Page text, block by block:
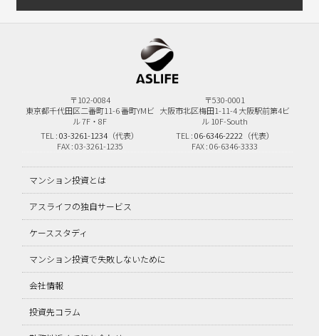
〒102-0084
東京都千代田区二番町11-6番町YMビ
ル 7F・8F
TEL :03-3261-1234 （代表）
FAX : 03-3261-1235
〒530-0001
大阪市北区梅田1-11-4大阪駅前第4ビ
ル 10F-South
TEL :06-6346-2222 （代表）
FAX : 06-6346-3333
マンション投資とは
アスライフの独自サービス
ケーススタディ
マンション投資で失敗しないために
会社情報
投資先コラム